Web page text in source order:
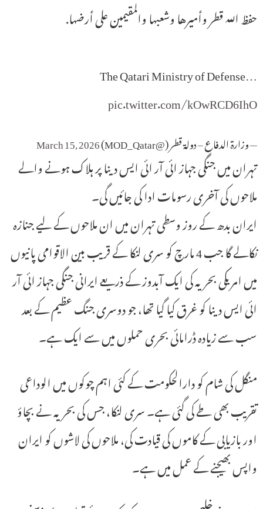
حفظ الله قطر وأميرها وشعبها والمقيمين على أرضها.
The Qatari Ministry of Defense…
pic.twitter.com/kOwRCD6IhO
— وزارة الدفاع – دولة قطر (@MOD_Qatar) March 15, 2026
تہران میں جنگی جہاز ائی آر ائی ایس دینا پر ہلاک ہونے والے
ملاحوں کی آخری رسومات ادا کی جائیں گی۔
ایران بدھ کے روز وسطی تہران میں ان ملاحوں کے لیے جنازہ
نکالے گا جب 4 مارچ کو سری لنکا کے قریب بین الاقوامی پانیوں
میں امریکی بحریہ کی ایک آبدوز کے ذریعے ایرانی جنگی جہاز ائی آر
ائی ایس دینا کو غرق کیا گیا تھا، جو دوسری جنگ عظیم کے بعد
سب سے زیادہ ڈرامائی بحری حملوں میں سے ایک ہے۔
منگل کی شام کو دارالحکومت کے کئی اہم چوکوں میں الوداعی
تقریب بھی طے کی گئی ہے۔ سری لنکا، جس کی بحریہ نے بچاؤ
اور بازیابی کے کاموں کی قیادت کی، ملاحوں کی لاشوں کو ایران
واپس بھیجنے کے عمل میں ہے۔